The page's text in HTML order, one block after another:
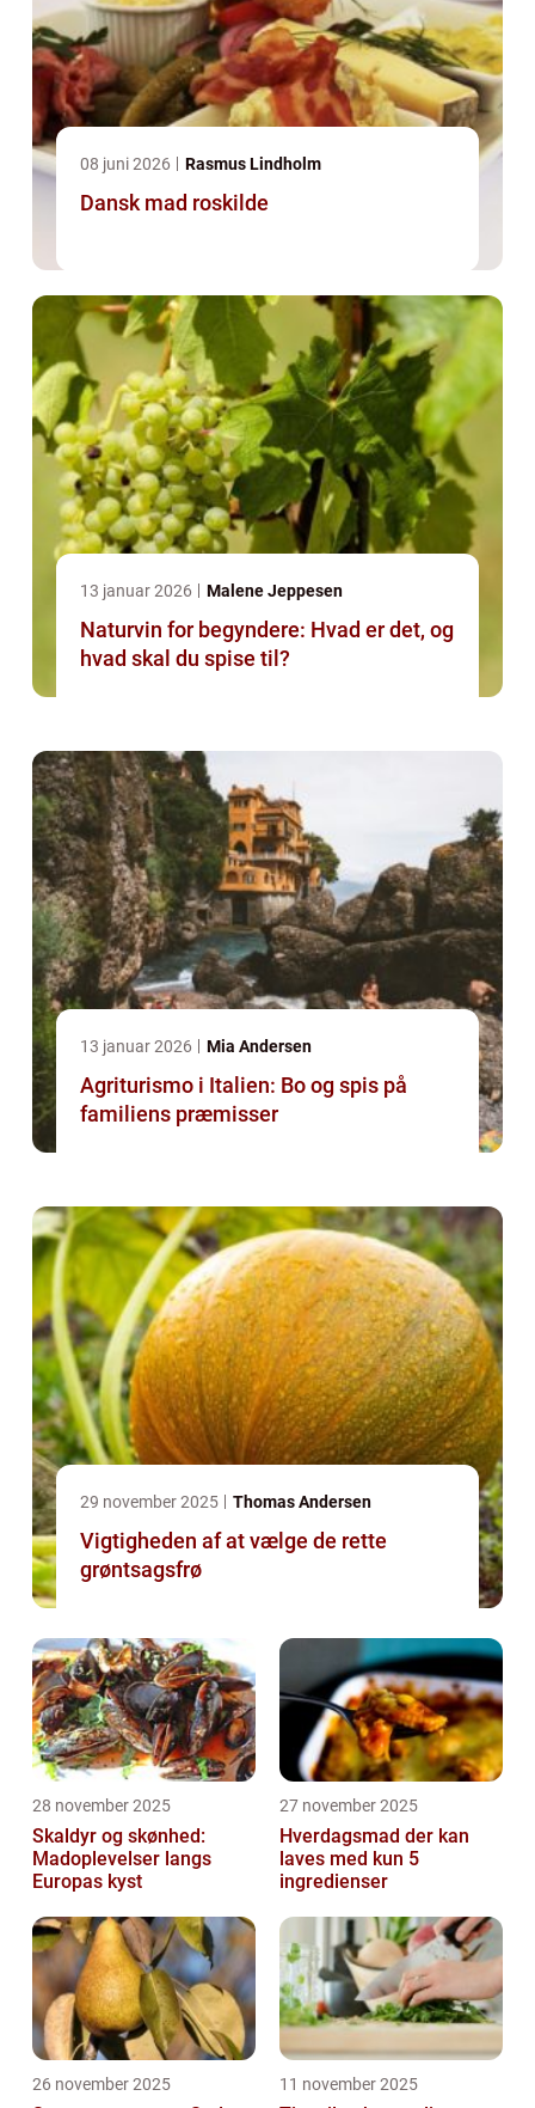
08 juni 2026 Rasmus Lindholm
Dansk mad roskilde
13 januar 2026 Malene Jeppesen
Naturvin for begyndere: Hvad er det, og
hvad skal du spise til?
13 januar 2026 Mia Andersen
Agriturismo i Italien: Bo og spis på
familiens præmisser
29 november 2025 Thomas Andersen
Vigtigheden af at vælge de rette
grøntsagsfrø
28 november 2025
Skaldyr og skønhed:
Madoplevelser langs
Europas kyst
27 november 2025
Hverdagsmad der kan
laves med kun 5
ingredienser
26 november 2025 11 november 2025